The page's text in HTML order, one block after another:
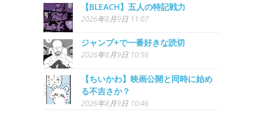
【BLEACH】五人の特記戦力
2026年8月9日 11:07
ジャンプ+で一番好きな読切
2026年8月9日 10:56
【ちいかわ】映画公開と同時に始め
る不吉さか？
2026年8月9日 10:46